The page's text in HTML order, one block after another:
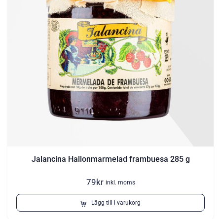
Jalancina Hallonmarmelad frambuesa 285 g
79kr inkl. moms
Lägg till i varukorg